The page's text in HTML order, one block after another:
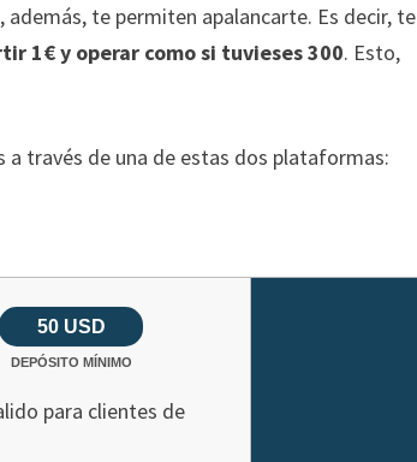
te permiten apalancarte. Es decir, te
1€ y operar como si tuvieses 300. Esto,
a través de una de estas dos plataformas:
50 USD
DEPÓSITO MÍNIMO
para clientes de